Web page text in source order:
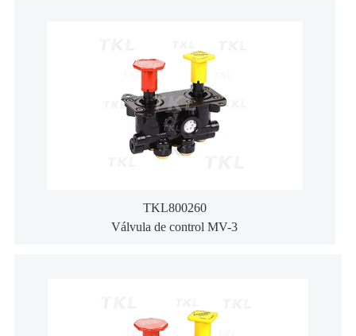
TKL800260
Válvula de control MV-3